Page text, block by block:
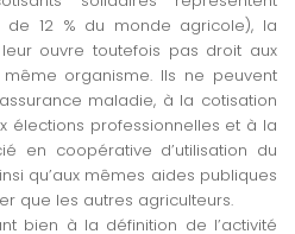
de 12 % du monde agricole), la
ouvre toutefois pas droit aux
organisme. Ils ne peuvent
maladie, à la cotisation
élections professionnelles et à la
en coopérative d’utilisation du
qu’aux mêmes aides publiques
que les autres agriculteurs.
bien à la définition de l’activité